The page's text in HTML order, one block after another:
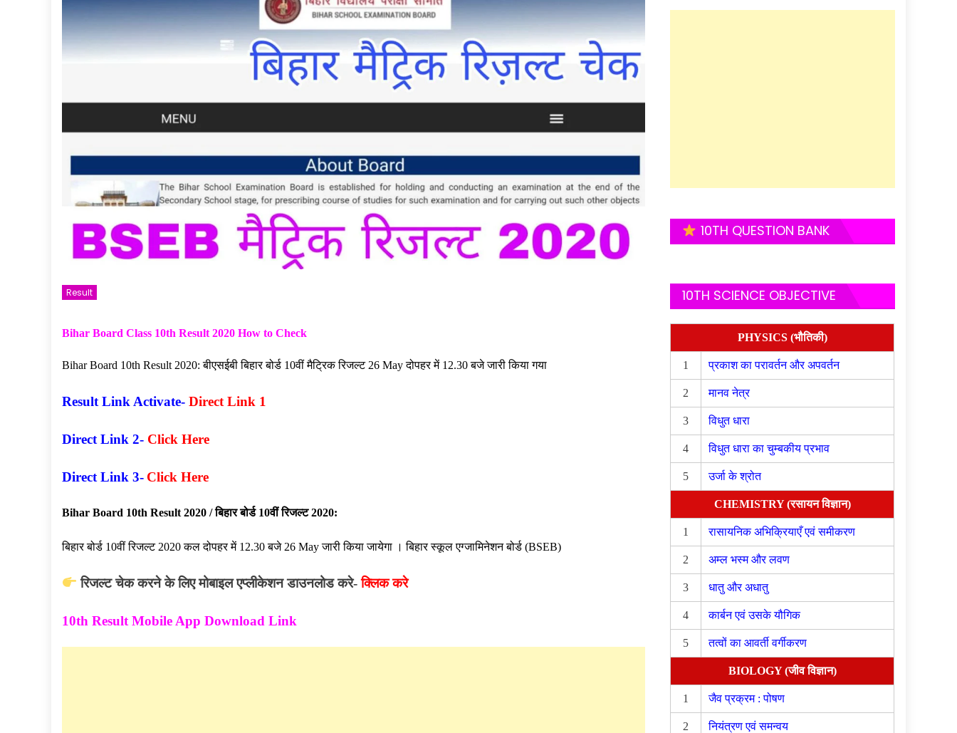
Result
Bihar Board Class 10th Result 2020 How to Check
Bihar Board 10th Result 2020: बीएसईबी बिहार बोर्ड 10वीं मैट्रिक रिजल्ट 26 May दोपहर में 12.30 बजे जारी किया गया
Result Link Activate- Direct Link 1
Direct Link 2- Click Here
Direct Link 3- Click Here
Bihar Board 10th Result 2020 / बिहार बोर्ड 10वीं रिजल्ट 2020:
बिहार बोर्ड 10वीं रिजल्ट 2020 कल दोपहर में 12.30 बजे 26 May जारी किया जायेगा । बिहार स्कूल एग्जामिनेशन बोर्ड (BSEB)
रिजल्ट चेक करने के लिए मोबाइल एप्लीकेशन डाउनलोड करे-क्लिक करे
10th Result Mobile App Download Link
10TH QUESTION BANK
10TH SCIENCE OBJECTIVE
PHYSICS (भौतिकी)
1 प्रकाश का परावर्तन और अपवर्तन
2 मानव नेत्र
3 विधुत धारा
4 विधुत धारा का चुम्बकीय प्रभाव
5 उर्जा के श्रोत
CHEMISTRY (रसायन विज्ञान)
1 रासायनिक अभिक्रियाएँ एवं समीकरण
2 अम्ल भस्म और लवण
3 धातु और अधातु
4 कार्बन एवं उसके यौगिक
5 तत्वों का आवर्ती वर्गीकरण
BIOLOGY (जीव विज्ञान)
1 जैव प्रक्रम : पोषण
2 नियंत्रण एवं समन्वय